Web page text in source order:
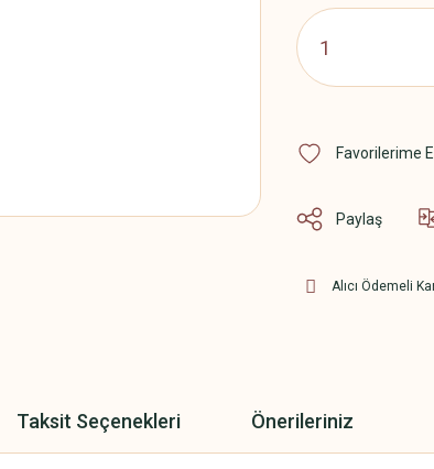
Paylaş
Alıcı Ödemeli
Taksit Seçenekleri Önerileriniz